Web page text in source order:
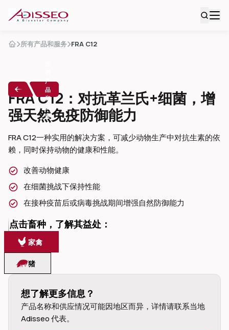
所有产品和服务 FRA C12
产
品
和
服
务
FRA C12：对抗革兰氏+细菌，增
强天然免疫防御能力
FRA C12一种实用的解决方案，可减少动物生产中对抗生素的依
赖，同时保持动物的健康和性能。
改善动物健康
在细菌挑战下保持性能
在接种疫苗后或病毒挑战期间增强自然防御能力
点击畜种，了解其益处：
家禽
猪
想了解更多信息？
产品名称和供应情况可能因地区而异，详情请联系当地
Adisseo 代表。